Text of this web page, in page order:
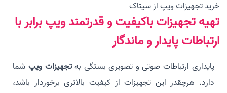
خرید تجهیزات ویپ از سیتاک
تهیه تجهیزات باکیفیت و قدرتمند ویپ برابر با
ارتباطات پایدار و ماندگار
پایداری ارتباطات صوتی و تصویری بستگی بهتجهیزات ویپشما
دارد. هرچقدر این تجهیزات از کیفیت بالاتری برخوردار باشد،